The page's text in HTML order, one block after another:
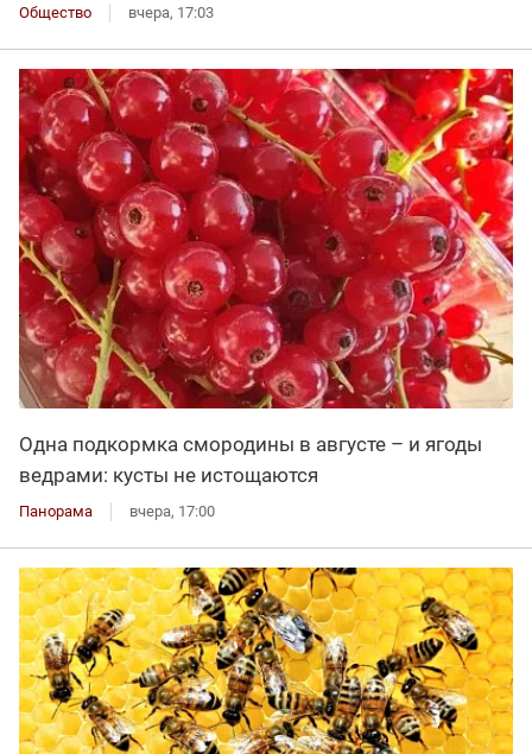
Общество вчера, 17:03
Одна подкормка смородины в августе – и ягоды
ведрами: кусты не истощаются
Панорама вчера, 17:00